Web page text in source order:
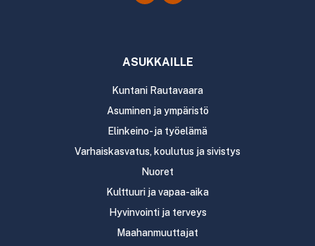
ASUKKAILLE
Kuntani Rautavaara
Asuminen ja ympäristö
Elinkeino- ja työelämä
Varhaiskasvatus, koulutus ja sivistys
Nuoret
Kulttuuri ja vapaa-aika
Hyvinvointi ja terveys
Maahanmuuttajat